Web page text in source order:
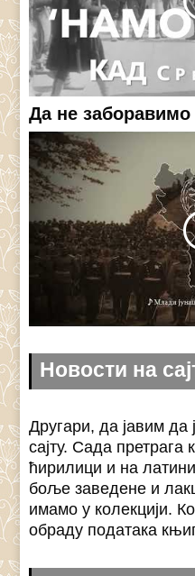
Да не
Новости на
Другари, да јавим да
сајту. Сада
ћирилици и на
боље заведене и
имамо у колекцији.
обраду података